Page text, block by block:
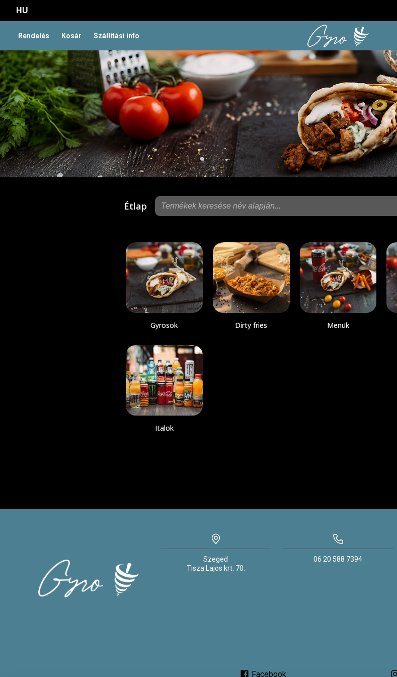
HU
Rendelés Kosár Szállítási info
Étlap
Gyrosok Dirty fries Menük
Italok
Szeged
Tisza Lajos krt. 70.
06 20 588 7394
Facebook